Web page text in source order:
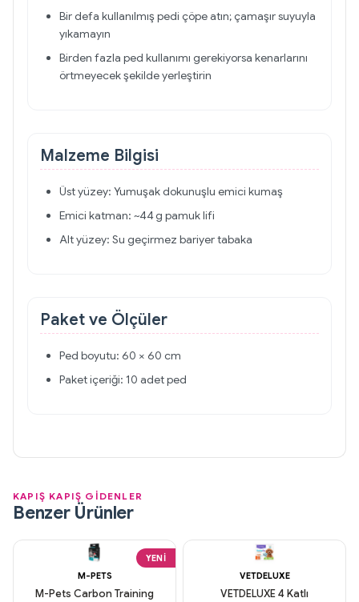
Bir defa kullanılmış pedi çöpe atın; çamaşır suyuyla
yıkamayın
Birden fazla ped kullanımı gerekiyorsa kenarlarını
örtmeyecek şekilde yerleştirin
Malzeme Bilgisi
Üst yüzey: Yumuşak dokunuşlu emici kumaş
Emici katman: ~44 g pamuk lifi
Alt yüzey: Su geçirmez bariyer tabaka
Paket ve Ölçüler
Ped boyutu: 60 × 60 cm
Paket içeriği: 10 adet ped
KAPIŞ KAPIŞ GİDENLER
Benzer Ürünler
YENI
M-PETS
M-Pets Carbon Training
VETDELUXE
VETDELUXE 4 Katlı